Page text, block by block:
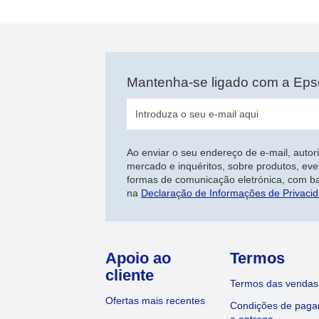
Mantenha-se ligado com a
Ao enviar o seu endereço de e-mail,
mercado e inquéritos, sobre produtos,
formas de comunicação eletrónica, com
na Declaração de Informações de
Apoio ao
cliente
Ofertas mais recentes
Termos
Termos das vendas
Condições de